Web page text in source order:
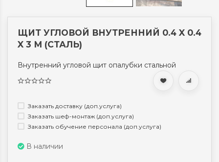
ЩИТ УГЛОВОЙ ВНУТРЕННИЙ 0.4 X 0.4
X 3 М (СТАЛЬ)
Внутренний угловой щит опалубки стальной
Заказать доставку (доп.услуга)
Заказать шеф-монтаж (доп.услуга)
Заказать обучение персонала (доп.услуга)
В наличии